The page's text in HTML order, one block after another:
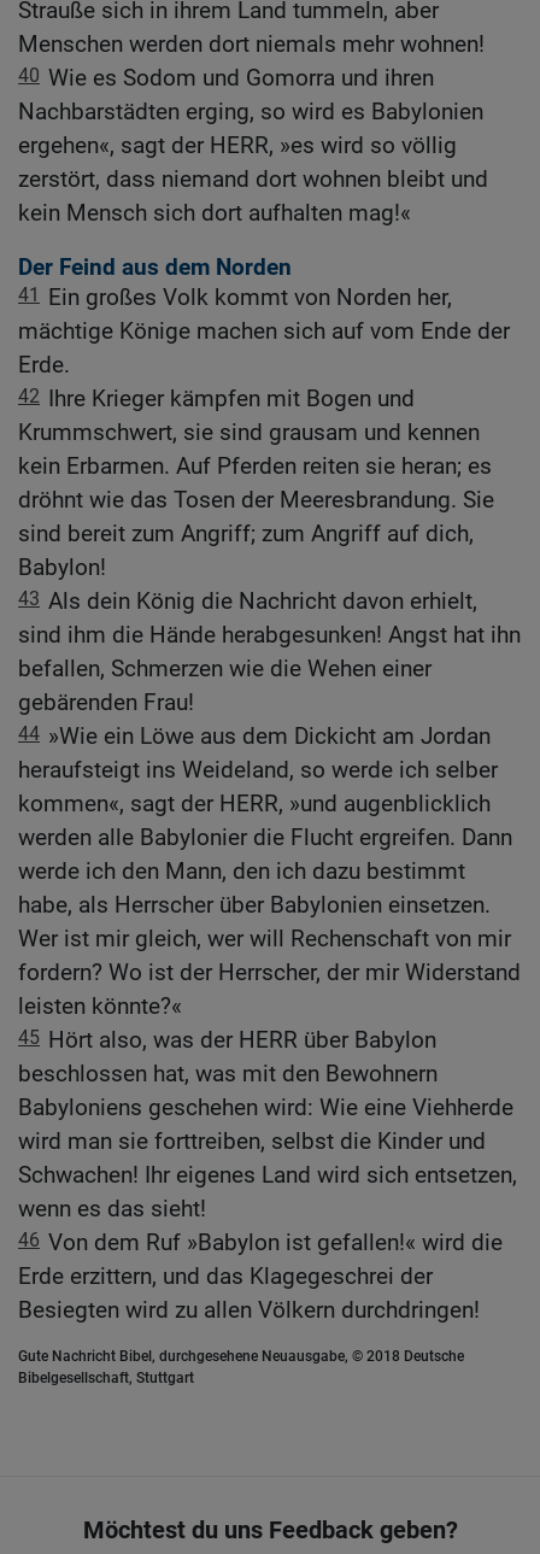
Strauße sich in ihrem Land tummeln, aber
Menschen werden dort niemals mehr wohnen!
40 Wie es Sodom und Gomorra und ihren
Nachbarstädten erging, so wird es Babylonien
ergehen«, sagt der HERR, »es wird so völlig
zerstört, dass niemand dort wohnen bleibt und
kein Mensch sich dort aufhalten mag!«
Der Feind aus dem Norden
41
Ein großes Volk kommt von Norden her,
mächtige Könige machen sich auf vom Ende der
Erde.
42 Ihre Krieger kämpfen mit Bogen und
Krummschwert, sie sind grausam und kennen
kein Erbarmen. Auf Pferden reiten sie heran; es
dröhnt wie das Tosen der Meeresbrandung. Sie
sind bereit zum Angriff; zum Angriff auf dich,
Babylon!
43 Als dein König die Nachricht davon erhielt,
sind ihm die Hände herabgesunken! Angst hat ihn
befallen, Schmerzen wie die Wehen einer
gebärenden Frau!
44 »Wie ein Löwe aus dem Dickicht am Jordan
heraufsteigt ins Weideland, so werde ich selber
kommen«, sagt der HERR, »und augenblicklich
werden alle Babylonier die Flucht ergreifen. Dann
werde ich den Mann, den ich dazu bestimmt
habe, als Herrscher über Babylonien einsetzen.
Wer ist mir gleich, wer will Rechenschaft von mir
fordern? Wo ist der Herrscher, der mir Widerstand
leisten könnte?«
45 Hört also, was der HERR über Babylon
beschlossen hat, was mit den Bewohnern
Babyloniens geschehen wird: Wie eine Viehherde
wird man sie forttreiben, selbst die Kinder und
Schwachen! Ihr eigenes Land wird sich entsetzen,
wenn es das sieht!
46 Von dem Ruf »Babylon ist gefallen!« wird die
Erde erzittern, und das Klagegeschrei der
Besiegten wird zu allen Völkern durchdringen!
Gute Nachricht Bibel, durchgesehene Neuausgabe, © 2018 Deutsche
Bibelgesellschaft, Stuttgart
Möchtest du uns Feedback geben?